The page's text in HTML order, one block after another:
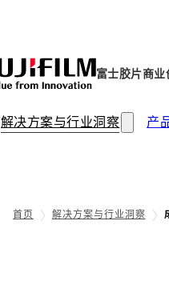
富士胶片商业
解决方案与行业洞察 产
首页 解决方案与行业洞察